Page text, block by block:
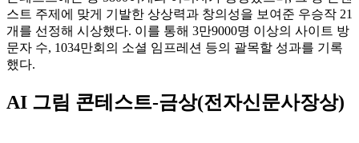
스트 주제에 맞게 기발한 상상력과 창의성을 보여준 우승작 21
개를 선정해 시상했다. 이를 통해 3만9000명 이상의 사이트 방
문자 수, 1034만회의 소셜 임프레션 등의 괄목할 성과를 기록
했다.
AI 그림 콘테스트-금상(전자신문사장상)